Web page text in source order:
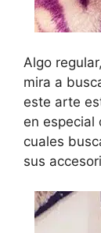
Algo
mira a
este arte
en especial
cuales
sus